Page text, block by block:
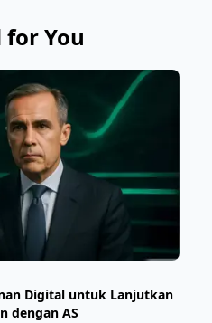
for You
Digital untuk Lanjutkan
dengan AS